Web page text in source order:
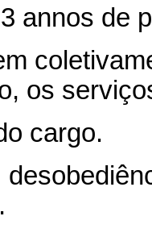
annos de
os
cargo.